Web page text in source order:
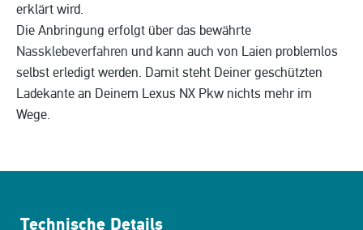
erklärt wird.
Die Anbringung erfolgt über das bewährte
Nassklebeverfahren und kann auch von Laien problemlos
selbst erledigt werden. Damit steht Deiner geschützten
Ladekante an Deinem Lexus NX Pkw nichts mehr im
Wege.
Technische Details